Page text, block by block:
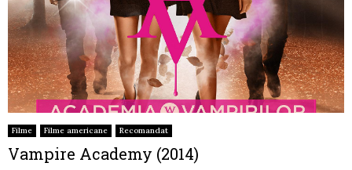
Filme Filme americane Recomandat
Vampire Academy (2014)